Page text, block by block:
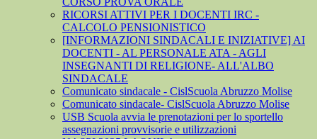
RICORSI ATTIVI PER I DOCENTI IRC -
CALCOLO PENSIONISTICO
[INFORMAZIONI SINDACALI E INIZIATIVE] AI
DOCENTI - AL PERSONALE ATA - AGLI
INSEGNANTI DI RELIGIONE- ALL'ALBO
SINDACALE
Comunicato sindacale - CislScuola Abruzzo Molise
Comunicato sindacale- CislScuola Abruzzo Molise
USB Scuola avvia le prenotazioni per lo sportello
assegnazioni provvisorie e utilizzazioni